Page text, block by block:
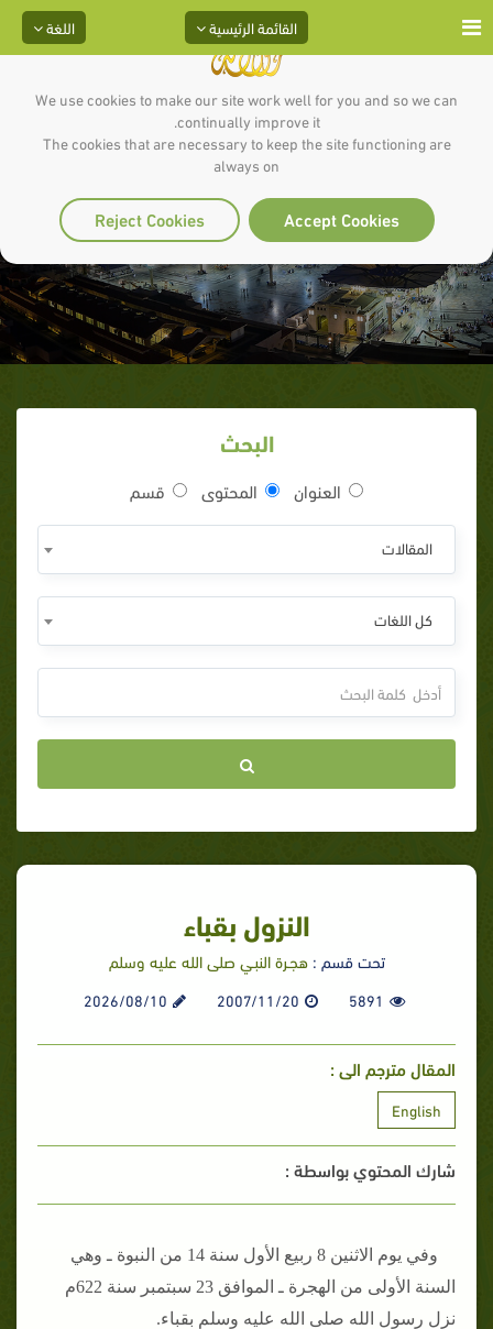
We use cookies to make our site work well for you and so we can
continually improve it.
The cookies that are necessary to keep the site functioning are
always on
Accept Cookies
Reject Cookies
اللغة القائمة الرئيسية
النزول بقباء
البحث
العنوان المحتوى قسم
المقالات
كل اللغات
النزول بقباء
تحت قسم :هجـرة النبـي صلى الله عليه وسلم
5891
2007/11/20
2026/08/10
المقال مترجم الى :
English
شارك المحتوي بواسطة :
وفي يوم الاثنين 8 ربيع الأول سنة 14 من النبوة ـ وهي
السنة الأولى من الهجرة ـ الموافق 23 سبتمبر سنة 622م
نزل رسول الله صلى الله عليه وسلم بقباء‏.‏